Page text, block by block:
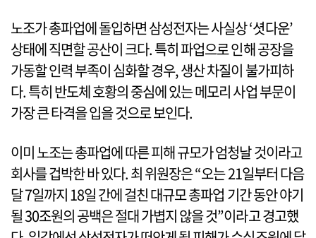
노조가 총파업에 돌입하면 삼성전자는 사실상 ‘셧다운’
상태에 직면할 공산이 크다. 특히 파업으로 인해 공장을
가동할 인력 부족이 심화할 경우, 생산 차질이 불가피하
다. 특히 반도체 호황의 중심에 있는 메모리 사업 부문이
가장 큰 타격을 입을 것으로 보인다.
이미 노조는 총파업에 따른 피해 규모가 엄청날 것이라고
회사를 겁박한 바 있다. 최 위원장은 “오는 21일부터 다음
달 7일까지 18일 간에 걸친 대규모 총파업 기간 동안 야기
될 30조원의 공백은 절대 가볍지 않을 것”이라고 경고했